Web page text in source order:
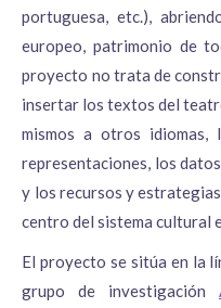
portuguesa, etc.),
europeo, patrimonio de
proyecto no trata de
insertar los textos del
mismos a otros
representaciones, los
y los recursos y
centro del sistema cultural
El proyecto se sitúa en la
grupo de investigación